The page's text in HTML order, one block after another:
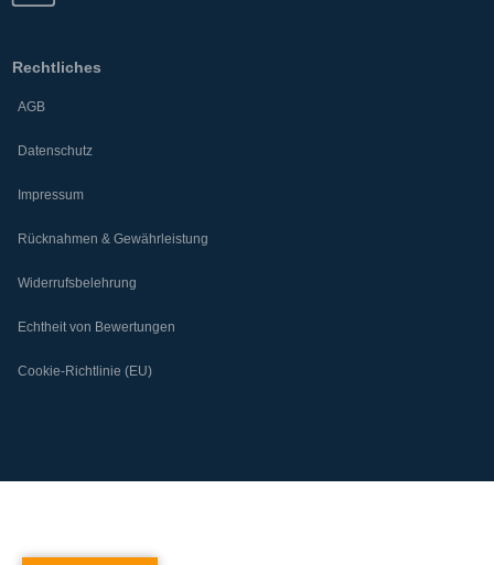
Rechtliches
AGB
Datenschutz
Impressum
Rücknahmen & Gewährleistung
Widerrufsbelehrung
Echtheit von Bewertungen
Cookie-Richtlinie (EU)